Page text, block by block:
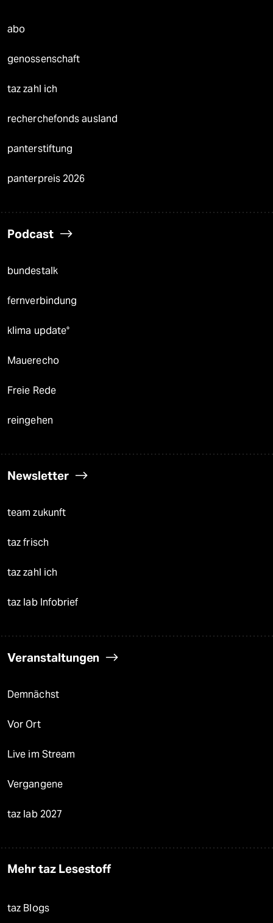
abo
genossenschaft
taz zahl ich
recherchefonds ausland
panterstiftung
panterpreis 2026
Podcast
bundestalk
fernverbindung
klima update°
Mauerecho
Freie Rede
reingehen
Newsletter
team zukunft
taz frisch
taz zahl ich
taz lab Infobrief
Veranstaltungen
Demnächst
Vor Ort
Live im Stream
Vergangene
taz lab 2027
Mehr taz Lesestoff
taz Blogs